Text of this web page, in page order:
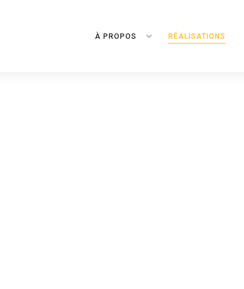
À PROPOS RÉALISATIONS